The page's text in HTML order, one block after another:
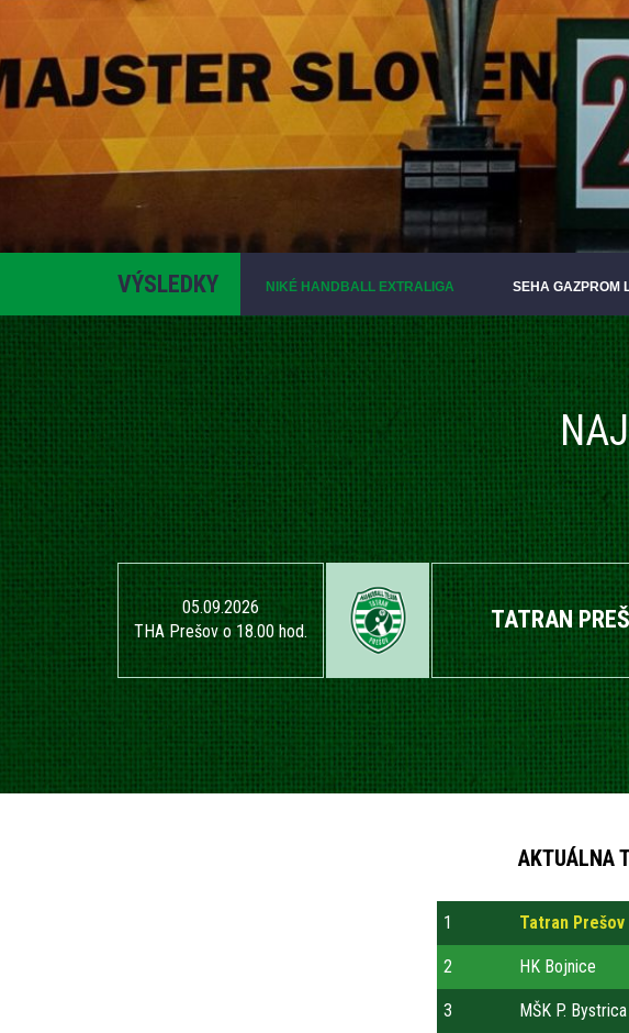
VÝSLEDKY NIKÉ HANDBALL EXTRALIGA SEHA GAZPROM
05.09.2026
THA Prešov o 18.00 hod.
TATRAN
AKTUÁLNA
1 Tatran Prešov
2 HK Bojnice
3 MŠK P. Bystrica